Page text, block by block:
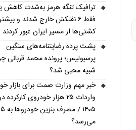
ترافیک تنگه هرمز به‌شدت کاهش
فقط ۶ نفتکش خارج شدند و
کشتی‌ها از مسیر ایران عبور کردند
پشت پرده رضایتنامه‌های سنگین
پرسپولیس؛ پرونده محمد قربانی
شبیه محبی شد؟
خبر مهم وزارت صمت برای بازار
واردات ۲۵ هزار خودروی کارکرده
می‌رسد؟